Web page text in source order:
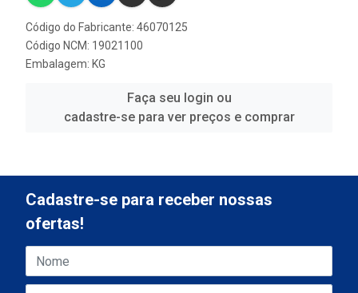
Código do Fabricante: 46070125
Código NCM: 19021100
Embalagem: KG
Faça seu login ou
cadastre-se para ver preços e comprar
Cadastre-se para receber nossas
ofertas!